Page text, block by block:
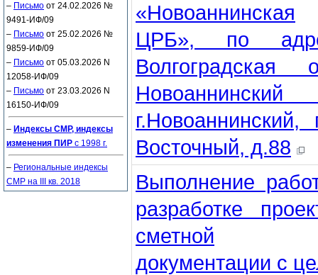
– Письмо от 24.02.2026 №
9491-ИФ/09
– Письмо от 25.02.2026 №
9859-ИФ/09
– Письмо от 05.03.2026 N
12058-ИФ/09
– Письмо от 23.03.2026 N
16150-ИФ/09
– Индексы СМР, индексы
изменения ПИР с 1998 г.
– Региональные индексы
СМР на III кв. 2018
«Новоаннинская
ЦРБ», по
Волгоградская
Новоаннинский
г.Новоаннинский,
Восточный, д.88
Выполнение
разработке
сметной
документации с